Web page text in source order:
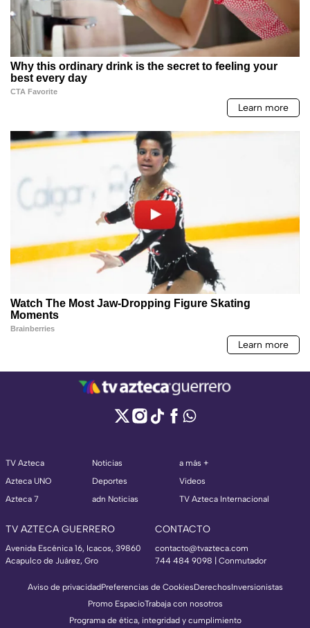
TV Azteca
Azteca UNO
Azteca 7
Noticias
Deportes
adn Noticias
a más +
Videos
TV Azteca Internacional
TV AZTECA GUERRERO
Avenida Escénica 16, Icacos, 39860
Acapulco de Juárez, Gro
CONTACTO
contacto@tvazteca.com
744 484 9098 | Conmutador
Aviso de privacidadPreferencias de CookiesDerechosInversionistas
Promo EspacioTrabaja con nosotros
Programa de ética, integridad y cumplimiento